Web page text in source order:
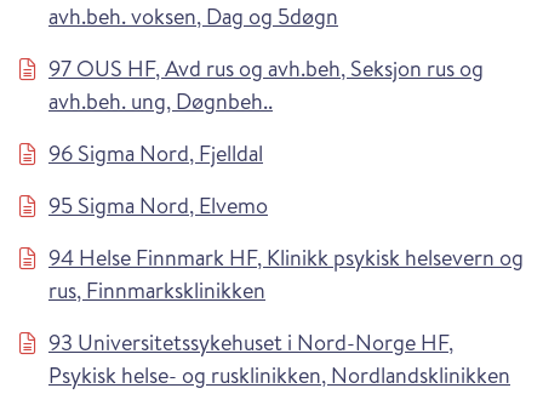
avh.beh. voksen, Dag og 5døgn
97 OUS HF, Avd rus og avh.beh, Seksjon rus og
avh.beh. ung, Døgnbeh..
96 Sigma Nord, Fjelldal
95 Sigma Nord, Elvemo
94 Helse Finnmark HF, Klinikk psykisk helsevern og
rus, Finnmarksklinikken
93 Universitetssykehuset i Nord-Norge HF,
Psykisk helse- og rusklinikken, Nordlandsklinikken